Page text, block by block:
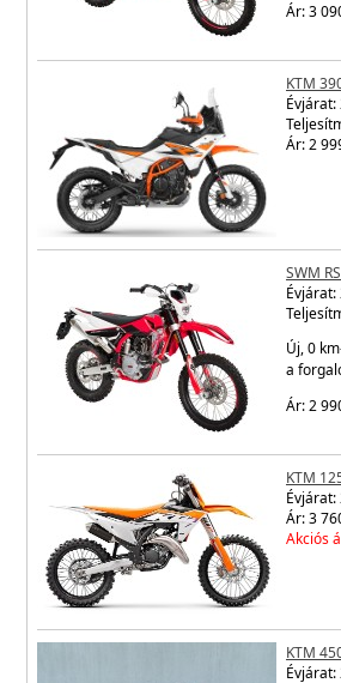
Ár: 3
KTM
Évjárat:
Ár: 2
SWM
Évjárat:
Új, 0
a
Ár: 2
KTM
Évjárat:
Ár: 3
Akciós
KTM
Évjárat: